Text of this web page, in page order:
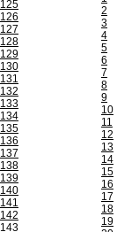
125
126
127
128
129
130
131
132
133
134
135
136
137
138
139
140
141
142
143
2
3
4
5
6
7
8
9
10
11
12
13
14
15
16
17
18
19